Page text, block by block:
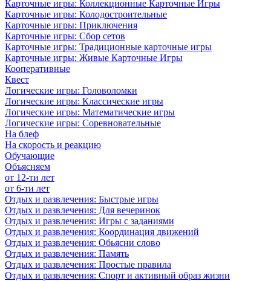
Карточные игры: Коллекционные Карточные Игры
Карточные игры: Колодостроительные
Карточные игры: Приключения
Карточные игры: Сбор сетов
Карточные игры: Традиционные карточные игры
Карточные игры: Живые Карточные Игры
Кооперативные
Квест
Логические игры: Головоломки
Логические игры: Классические игры
Логические игры: Математические игры
Логические игры: Соревновательные
На блеф
На скорость и реакцию
Обучающие
Объясняем
от 12-ти лет
от 6-ти лет
Отдых и развлечения: Быстрые игры
Отдых и развлечения: Для вечеринок
Отдых и развлечения: Игры с заданиями
Отдых и развлечения: Координация движений
Отдых и развлечения: Обьясни слово
Отдых и развлечения: Память
Отдых и развлечения: Простые правила
Отдых и развлечения: Спорт и активный образ жизни